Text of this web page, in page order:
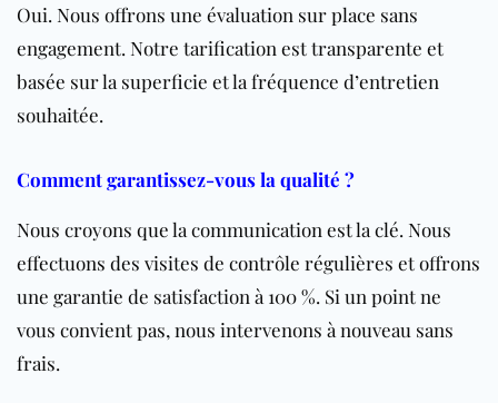
Oui. Nous offrons une évaluation sur place sans
engagement. Notre tarification est transparente et
basée sur la superficie et la fréquence d’entretien
souhaitée.
Comment garantissez-vous la qualité ?
Nous croyons que la communication est la clé. Nous
effectuons des visites de contrôle régulières et offrons
une garantie de satisfaction à 100 %. Si un point ne
vous convient pas, nous intervenons à nouveau sans
frais.